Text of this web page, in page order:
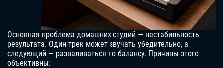
Основная проблема домашних студий — нестабильность
результата. Один трек может звучать убедительно, а
следующий — разваливаться по балансу. Причины этого
объективны: